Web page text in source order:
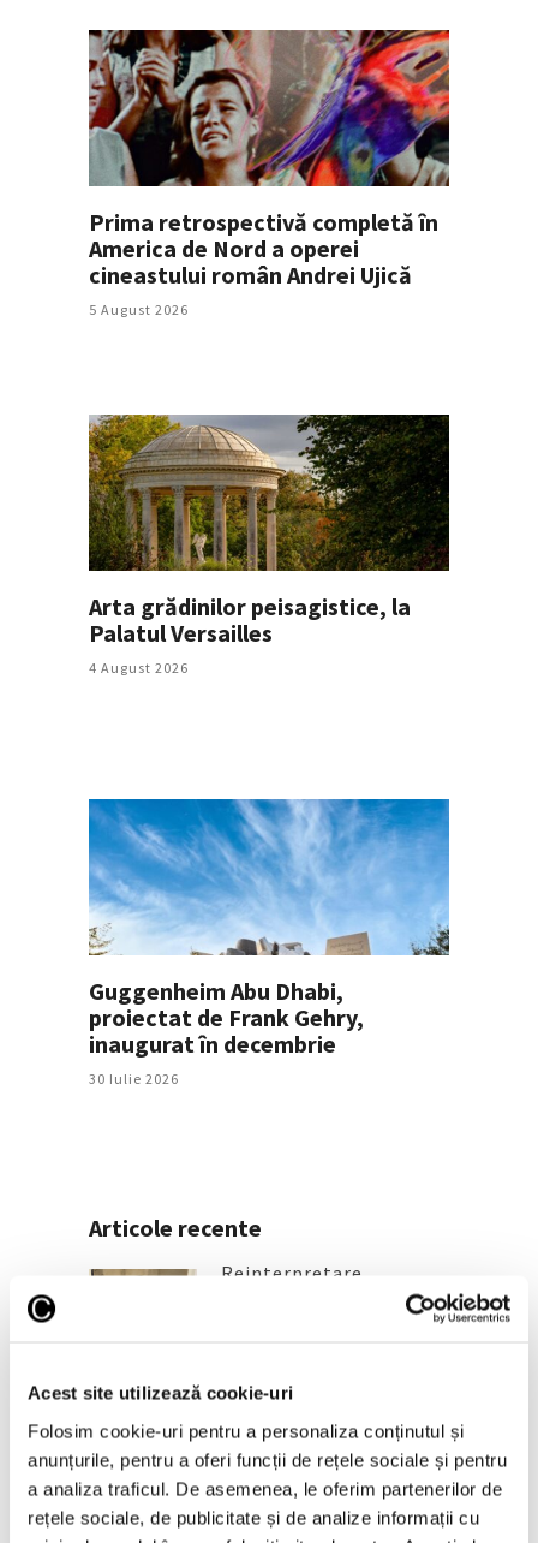
Acest site utilizează cookie-uri
Folosim cookie-uri pentru a personaliza conținutul și
anunțurile, pentru a oferi funcții de rețele sociale și pentru
a analiza traficul. De asemenea, le oferim partenerilor de
rețele sociale, de publicitate și de analize informații cu
Prima retrospectivă completă în
America de Nord a operei
cineastului român Andrei Ujică
5 August 2026
Arta grădinilor peisagistice, la
Palatul Versailles
4 August 2026
Guggenheim Abu Dhabi,
proiectat de Frank Gehry,
inaugurat în decembrie
30 Iulie 2026
Articole recente
Reinterpretare
contemporană a operei
lui Brâncuși, în expoziție
Belgrad
Galeriile Uffizi din
Florența, renovare fără
precedent
7 August 2026